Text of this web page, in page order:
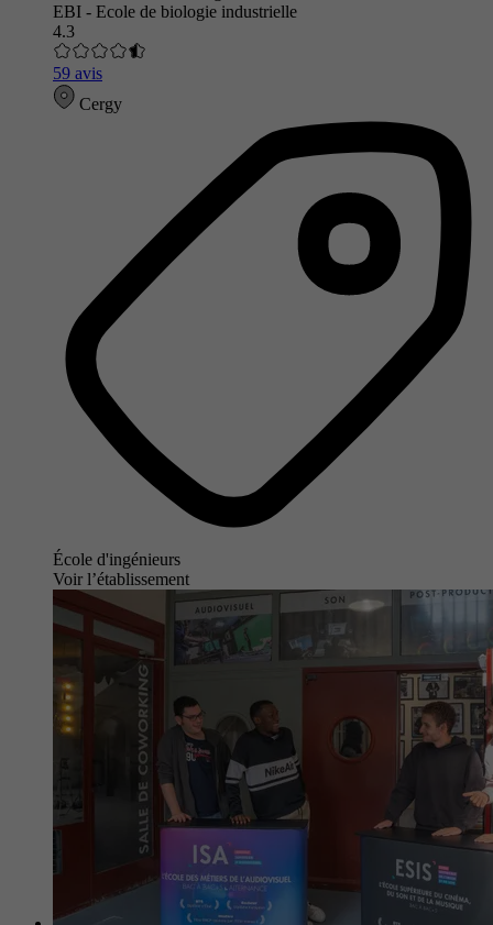
EBI - Ecole de biologie industrielle
4.3
59 avis
Cergy
École d'ingénieurs
Voir l’établissement